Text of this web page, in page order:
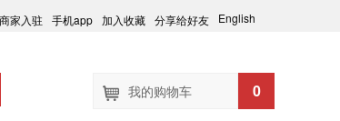
商家入驻 手机app 加入收藏 分享给好友 English
我的购物车 0